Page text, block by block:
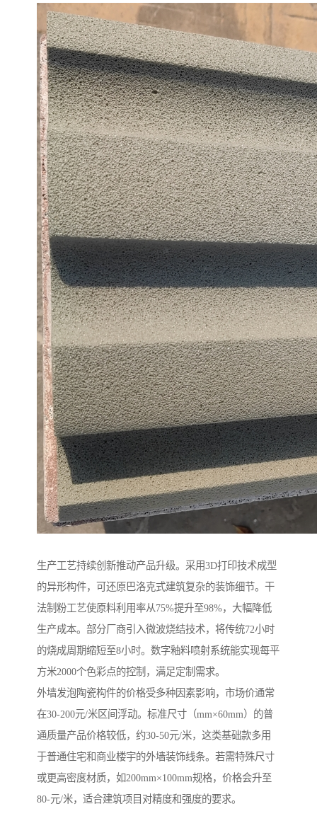
生产工艺持续创新推动产品升级。采用3D打印技术成型
的异形构件，可还原巴洛克式建筑复杂的装饰细节。干
法制粉工艺使原料利用率从75%提升至98%，大幅降低
生产成本。部分厂商引入微波烧结技术，将传统72小时
的烧成周期缩短至8小时。数字釉料喷射系统能实现每平
方米2000个色彩点的控制，满足定制需求。
外墙发泡陶瓷构件的价格受多种因素影响，市场价通常
在30-200元/米区间浮动。标准尺寸（mm×60mm）的普
通质量产品价格较低，约30-50元/米，这类基础款多用
于普通住宅和商业楼宇的外墙装饰线条。若需特殊尺寸
或更高密度材质，如200mm×100mm规格，价格会升至
80-元/米，适合建筑项目对精度和强度的要求。